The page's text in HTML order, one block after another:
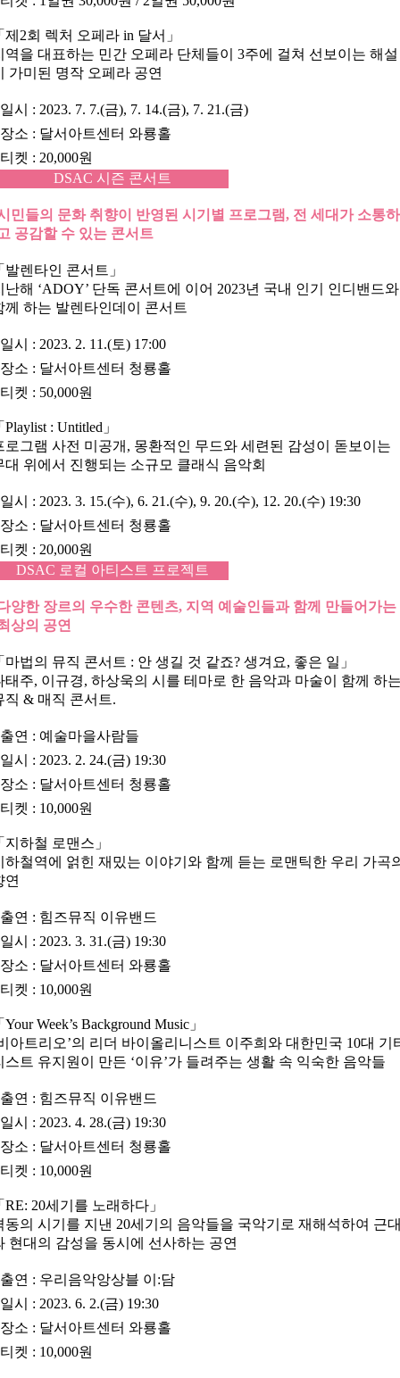
제2회 렉처 오페라 in 달서 」
역을 대표하는 민간 오페라 단체들이 3주에 걸쳐 선보이는 해설
가미된 명작 오페라 공연
일시
: 2023. 7. 7.(금), 7. 14.(금), 7. 21.(금)
장소 : 달서아트센터 와룡홀
티켓 : 20,000원
DSAC 시즌 콘서트
민들의 문화 취향이 반영된 시기별 프로그램, 전 세대가 소통하
공감할 수 있는 콘서트
발렌타인 콘서트 」
난해 ‘ADOY’ 단독 콘서트에 이어 2023년 국내 인기 인디밴드와
께 하는 발렌타인데이 콘서트
일시
: 2023. 2. 11.(토) 17:00
장소 : 달서아트센터 청룡홀
티켓 : 50,000원
Playlist : Untitled 」
로그램 사전 미공개, 몽환적인 무드와 세련된 감성이 돋보이는
대 위에서 진행되는 소규모 클래식 음악회
일시
: 2023. 3. 15.(수), 6. 21.(수), 9. 20.(수), 12. 20.(수) 19:30
장소 : 달서아트센터 청룡홀
티켓 : 20,000원
DSAC 로컬 아티스트 프로젝트
양한 장르의 우수한 콘텐츠, 지역 예술인들과 함께 만들어가는
상의 공연
마법의 뮤직 콘서트 : 안 생길 것 같죠? 생겨요, 좋은 일 」
태주, 이규경, 하상욱의 시를 테마로 한 음악과 마술이 함께 하
직 & 매직 콘서트.
출연 : 예술마을사람들
일시
: 2023. 2. 24.(금) 19:30
장소 : 달서아트센터 청룡홀
티켓 : 10,000원
지하철 로맨스 」
하철역에 얽힌 재밌는 이야기와 함께 듣는 로맨틱한 우리 가곡
연
출연 : 힘즈뮤직 이유밴드
일시
: 2023. 3. 31.(금) 19:30
장소 : 달서아트센터 와룡홀
티켓 : 10,000원
Your Week’s Background Music 」
아트리오’의 리더 바이올리니스트 이주희와 대한민국 10대 기
스트 유지원이 만든 ‘이유’가 들려주는 생활 속 익숙한 음악들
출연 : 힘즈뮤직 이유밴드
일시
: 2023. 4. 28.(금) 19:30
장소 : 달서아트센터 청룡홀
티켓 : 10,000원
RE: 20세기를 노래하다 」
동의 시기를 지낸 20세기의 음악들을 국악기로 재해석하여 근
현대의 감성을 동시에 선사하는 공연
출연 : 우리음악앙상블 이:담
일시
: 2023. 6. 2.(금) 19:30
장소 : 달서아트센터 와룡홀
티켓 : 10,000원